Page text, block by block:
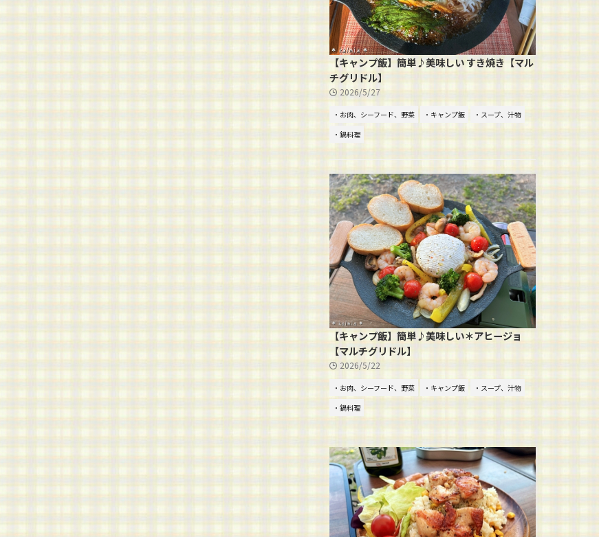
【キャンプ飯】簡単♪美味しい すき焼き【マル
チグリドル】
2026/5/27
・お肉、シーフード、野菜 ・キャンプ飯
・スープ、汁物
・鍋料理
【キャンプ飯】簡単♪美味しい＊アヒージョ
【マルチグリドル】
2026/5/22
・お肉、シーフード、野菜 ・キャンプ飯
・スープ、汁物
・鍋料理